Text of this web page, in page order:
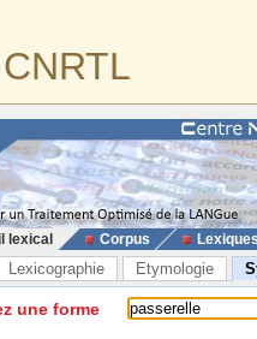
lexical Corpus
Lexicographie Etymologie
une forme